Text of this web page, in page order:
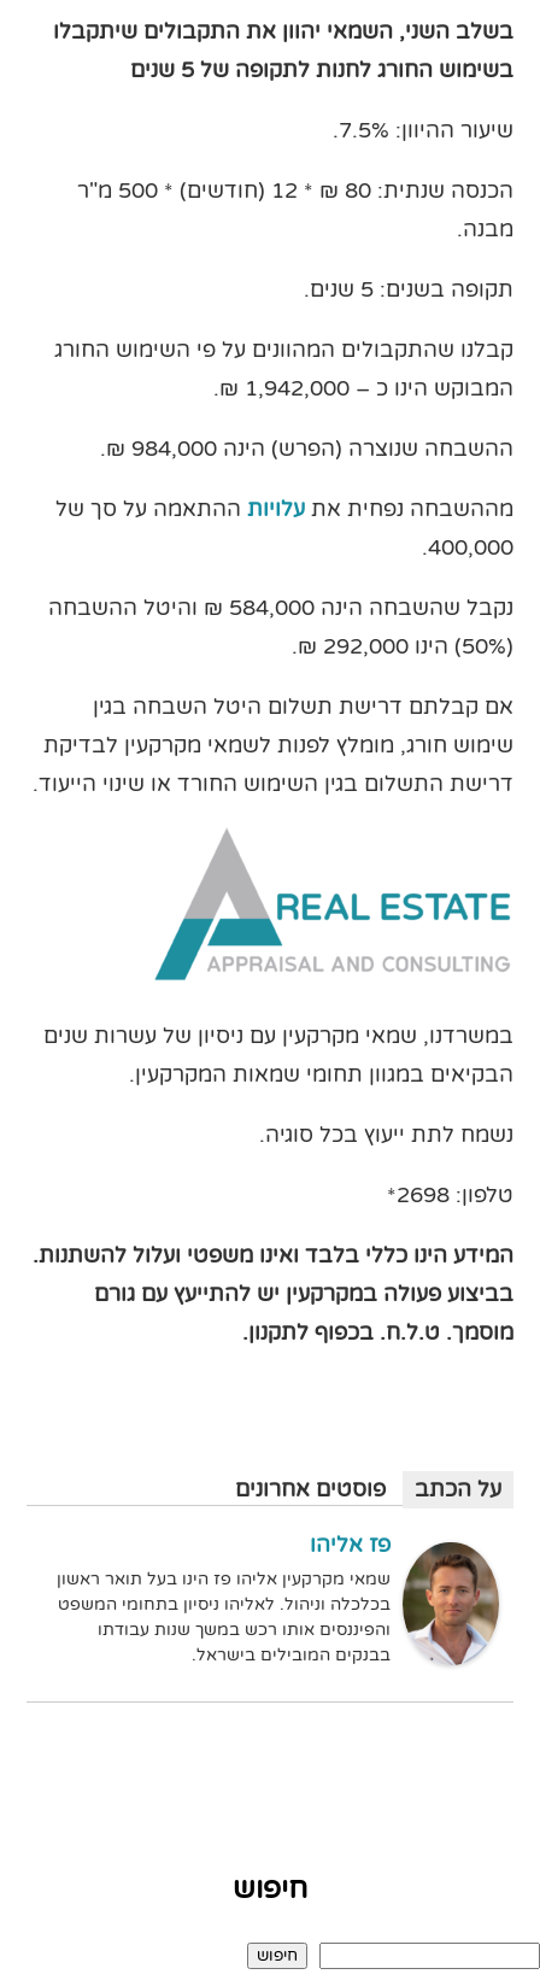
בשלב השני, השמאי יהוון את התקבולים שיתקבלו
בשימוש החורג לחנות לתקופה של 5 שנים
שיעור ההיוון: 7.5%.
הכנסה שנתית: 80 ₪ * 12 (חודשים) * 500 מ"ר
מבנה.
תקופה בשנים: 5 שנים.
קבלנו שהתקבולים המהוונים על פי השימוש החורג
המבוקש הינו כ – 1,942,000 ₪.
ההשבחה שנוצרה (הפרש) הינה 984,000 ₪.
מההשבחה נפחית אתעלויות ההתאמה על סך של
400,000.
נקבל שהשבחה הינה 584,000 ₪ והיטל ההשבחה
(50%) הינו 292,000 ₪.
אם קבלתם דרישת תשלום היטל השבחה בגין
שימוש חורג, מומלץ לפנות לשמאי מקרקעין לבדיקת
דרישת התשלום בגין השימוש החורד או שינוי הייעוד.
במשרדנו, שמאי מקרקעין עם ניסיון של עשרות שנים
הבקיאים במגוון תחומי שמאות המקרקעין.
נשמח לתת ייעוץ בכל סוגיה.
טלפון: 2698*
המידע הינו כללי בלבד ואינו משפטי ועלול להשתנות.
בביצוע פעולה במקרקעין יש להתייעץ עם גורם
מוסמך. ט.ל.ח. בכפוף לתקנון.
על הכתב פוסטים אחרונים
פז אליהו
שמאי מקרקעין אליהו פז הינו בעל תואר ראשון
בכלכלה וניהול. לאליהו ניסיון בתחומי המשפט
והפיננסים אותו רכש במשך שנות עבודתו
בבנקים המובילים בישראל.
חיפוש
חיפוש